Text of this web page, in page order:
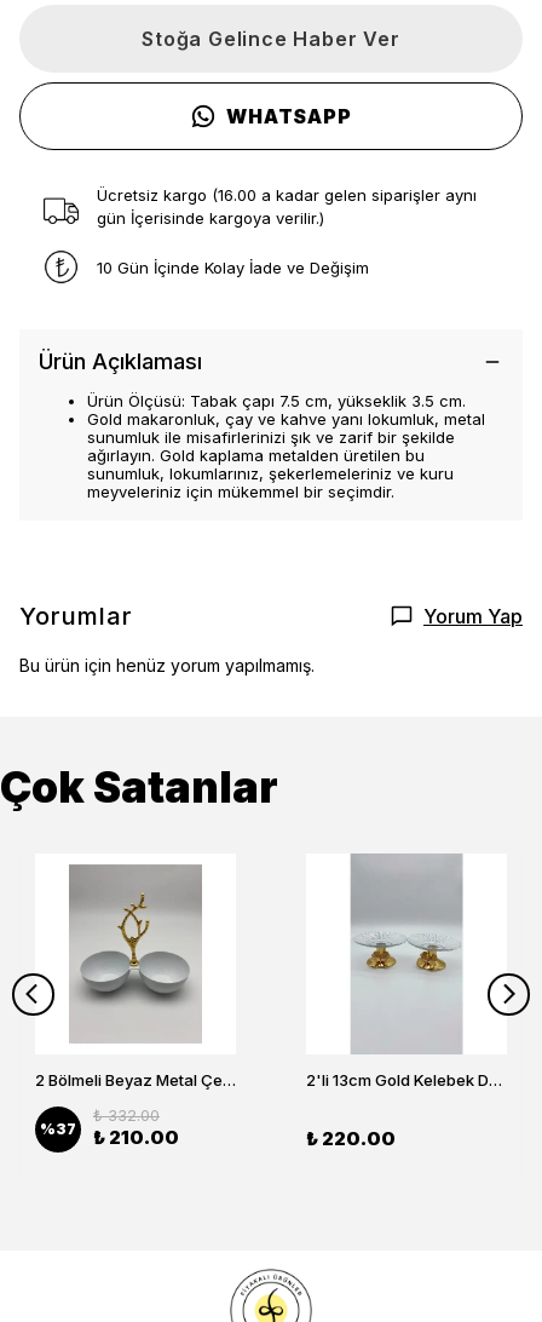
Stoğa Gelince Haber Ver
WHATSAPP
Ücretsiz kargo (16.00 a kadar gelen siparişler aynı
gün İçerisinde kargoya verilir.)
10 Gün İçinde Kolay İade ve Değişim
Ürün Açıklaması
Ürün Ölçüsü: Tabak çapı 7.5 cm, yükseklik 3.5 cm.
Gold makaronluk, çay ve kahve yanı lokumluk, metal
sunumluk ile misafirlerinizi şık ve zarif bir şekilde
ağırlayın. Gold kaplama metalden üretilen bu
sunumluk, lokumlarınız, şekerlemeleriniz ve kuru
meyveleriniz için mükemmel bir seçimdir.
Yorumlar Yorum Yap
Bu ürün için henüz yorum yapılmamış.
Çok Satanlar
2 Bölmeli Beyaz Metal Çerezlik, Altın Dallı Çerez Tabağı
%37
₺ 332.00
₺ 210.00
2'li 13cm Gold Kelebek Detaylı Metal Ayaklı Cam Lokumluk , Sunumluk , Şekerlik, Çerezlik
₺ 220.00